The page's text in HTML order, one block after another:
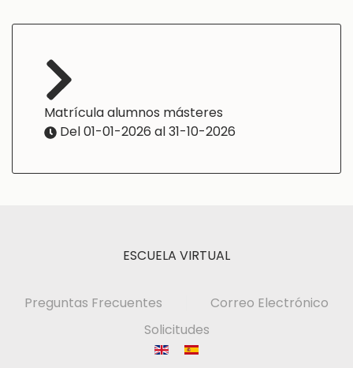
Matrícula alumnos másteres
Del 01-01-2026 al 31-10-2026
ESCUELA VIRTUAL
Preguntas Frecuentes
Correo Electrónico
Solicitudes